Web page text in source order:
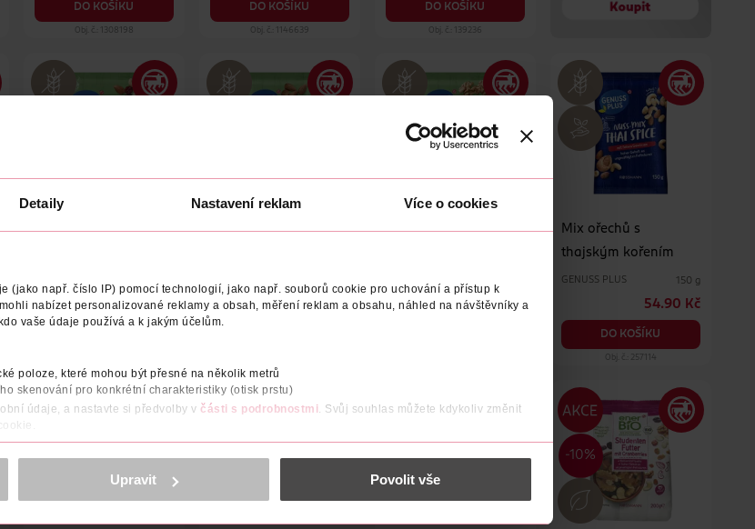
Detaily Nastavení reklam Více o cookies
(jako např. číslo IP) pomocí technologií, jako např. souborů cookie pro uchování a přístup k
nabízet personalizované reklamy a obsah, měření reklam a obsahu, náhled na návštěvníky a
vaše údaje používá a k jakým účelům.
poloze, které mohou být přesné na několik metrů
skenování pro konkrétní charakteristiky (otisk prstu)
údaje, a nastavte si předvolby v části s podrobnostmi . Svůj souhlas můžete kdykoliv změnit
funkcí sociálních médií, analýze návštěvnosti, které mohou nést osobní údaje.
údajů.
Upravit Povolit vše
DO KOŠÍKU
Obj. č.: 1308198
DO KOŠÍKU
Obj. č.: 1146639
DO KOŠÍKU
Obj. č.: 139236
Mix ovoce a ořechů
54.90 Kč
Mandle nesolené
150 g
59.90 Kč
Jádra vlašských
49.90 Kč
Mix ořechů s
thajským kořením
GENUSS PLUS 150 g
54.90 Kč
DO KOŠÍKU
Obj. č.: 257114